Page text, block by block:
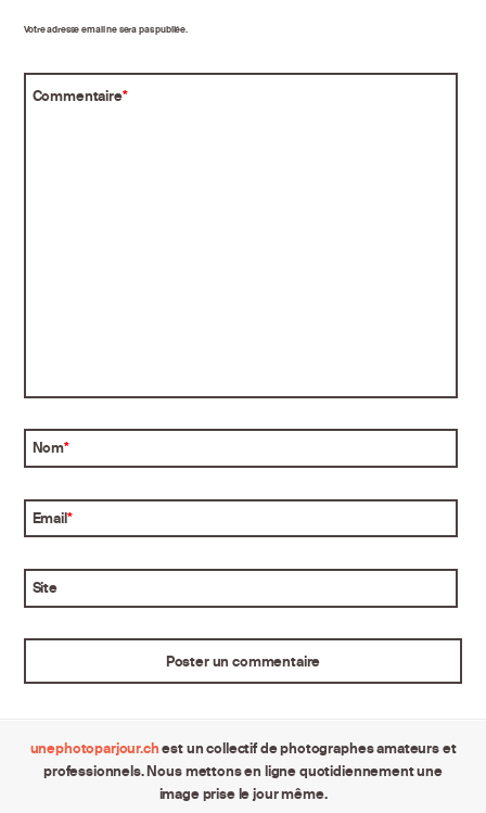
Votre adresse email ne sera pas publiée.
Commentaire*
Nom*
Email*
Site
unephotoparjour.chest un collectif de photographes amateurs et
professionnels. Nous mettons en ligne quotidiennement une
image prise le jour même.